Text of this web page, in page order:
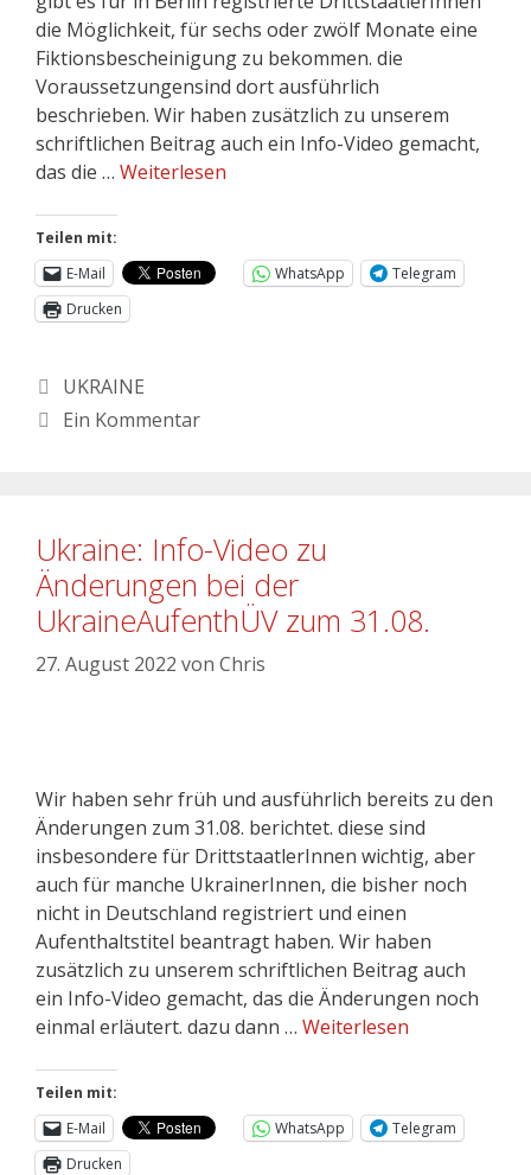
die Möglichkeit, für sechs oder zwölf Monate eine
Fiktionsbescheinigung zu bekommen. die
Voraussetzungensind dort ausführlich
beschrieben. Wir haben zusätzlich zu unserem
schriftlichen Beitrag auch ein Info-Video gemacht,
das die … Weiterlesen
Teilen mit:
E-Mail
WhatsApp
Telegram
Drucken
UKRAINE
Ein Kommentar
Ukraine: Info-Video zu
Änderungen bei der
UkraineAufenthÜV zum 31.08.
27. August 2022 von Chris
Wir haben sehr früh und ausführlich bereits zu den
Änderungen zum 31.08. berichtet. diese sind
insbesondere für DrittstaatlerInnen wichtig, aber
auch für manche UkrainerInnen, die bisher noch
nicht in Deutschland registriert und einen
Aufenthaltstitel beantragt haben. Wir haben
zusätzlich zu unserem schriftlichen Beitrag auch
ein Info-Video gemacht, das die Änderungen noch
einmal erläutert. dazu dann … Weiterlesen
Teilen mit:
E-Mail
WhatsApp
Telegram
Drucken